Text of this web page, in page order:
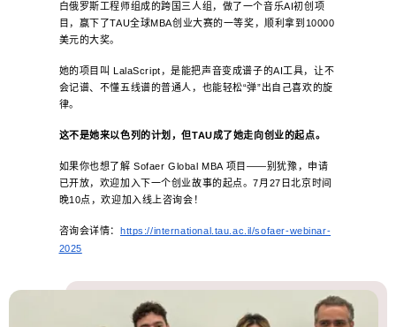
白俄罗斯工程师组成的跨国三人组，做了一个音乐AI初创项
目，赢下了TAU全球MBA创业大赛的一等奖，顺利拿到10000
美元的大奖。
她的项目叫 LalaScript，是能把声音变成谱子的AI工具，让不
会记谱、不懂五线谱的普通人，也能轻松“弹”出自己喜欢的旋
律。
这不是她来以色列的计划，但TAU成了她走向创业的起点。
如果你也想了解 Sofaer Global MBA 项目——别犹豫，申请
已开放，欢迎加入下一个创业故事的起点。7月27日北京时间
晚10点，欢迎加入线上咨询会！
咨询会详情： https://international.tau.ac.il/sofaer-webinar-
2025